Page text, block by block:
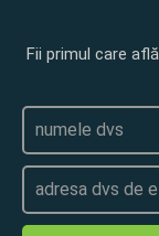
Fii primul care